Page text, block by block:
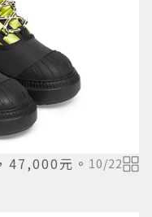
47,000元。 10/22